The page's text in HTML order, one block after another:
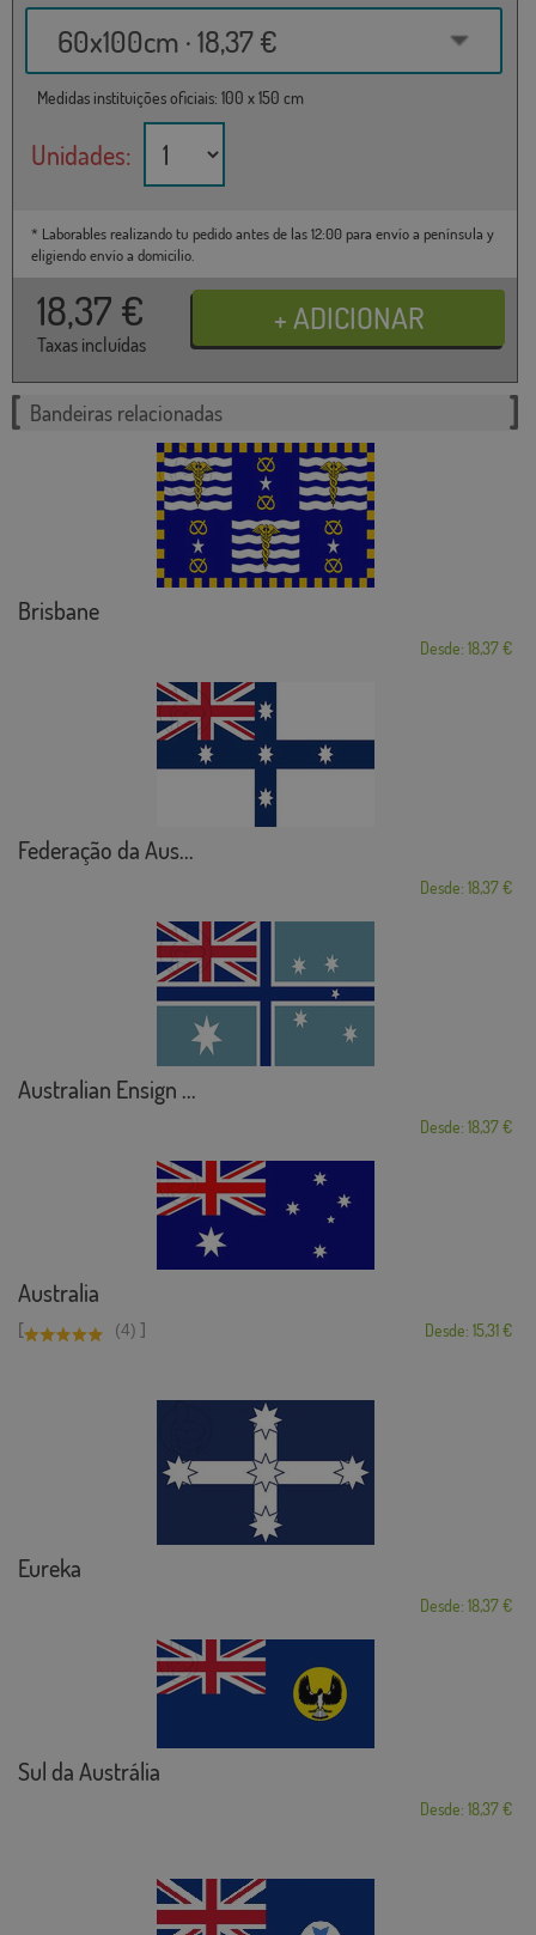
60x100cm · 18,37 €
Medidas instituições oficiais: 100 x 150 cm
Unidades:
* Laborables realizando tu pedido antes de las 12:00 para envío a península y
eligiendo envío a domicilio.
18,37 €
Taxas incluídas
Bandeiras relacionadas
Brisbane
Desde: 18,37 €
Federação da Aus...
Desde: 18,37 €
Australian Ensign ...
Desde: 18,37 €
Australia
[ (4) ] Desde: 15,31 €
Eureka
Desde: 18,37 €
Sul da Austrália
Desde: 18,37 €